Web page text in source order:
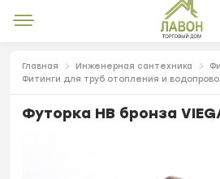
Главная Инженерная сантехника
Фитинги для труб отопления и
Футорка НВ бронза